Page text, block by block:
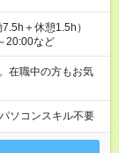
20:00など
在職中の方もお気
パソコンスキル不要